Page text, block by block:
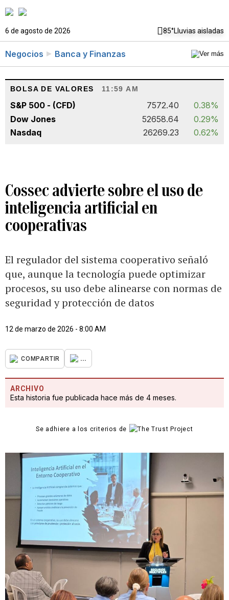
6 de agosto de 2026 85°Lluvias aisladas
Negocios Banca y Finanzas
BOLSA DE VALORES 11:59 AM
S&P 500 - (CFD) 7572.40
0.38%
Dow Jones
52658.64
0.29%
Nasdaq
26269.23 0.62%
Cossec advierte sobre el uso de
inteligencia artificial en
cooperativas
El regulador del sistema cooperativo señaló
que, aunque la tecnología puede optimizar
procesos, su uso debe alinearse con normas de
seguridad y protección de datos
12 de marzo de 2026 - 8:00 AM
COMPARTIR ...
ARCHIVO
Esta historia fue publicada hace más de 4 meses.
Se adhiere a los criterios de